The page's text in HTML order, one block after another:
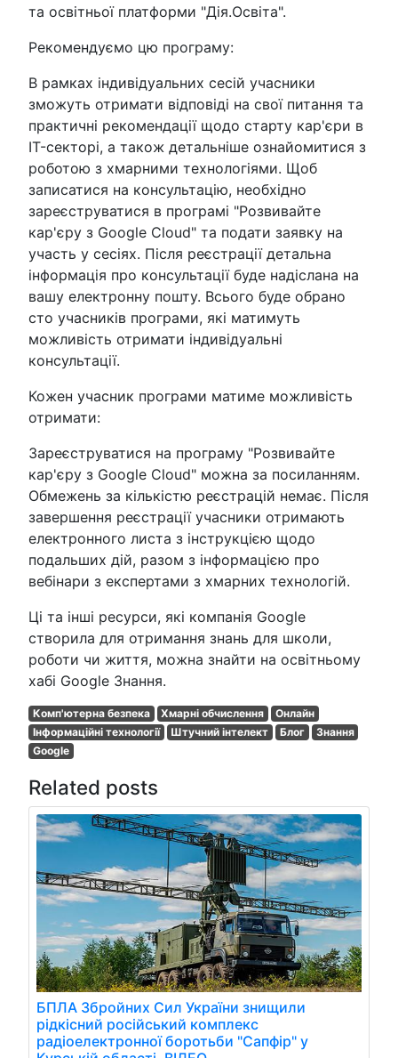
та освітньої платформи "Дія.Освіта".
Рекомендуємо цю програму:
В рамках індивідуальних сесій учасники
зможуть отримати відповіді на свої питання та
практичні рекомендації щодо старту кар'єри в
IT-секторі, а також детальніше ознайомитися з
роботою з хмарними технологіями. Щоб
записатися на консультацію, необхідно
зареєструватися в програмі "Розвивайте
кар'єру з Google Cloud" та подати заявку на
участь у сесіях. Після реєстрації детальна
інформація про консультації буде надіслана на
вашу електронну пошту. Всього буде обрано
сто учасників програми, які матимуть
можливість отримати індивідуальні
консультації.
Кожен учасник програми матиме можливість
отримати:
Зареєструватися на програму "Розвивайте
кар'єру з Google Cloud" можна за посиланням.
Обмежень за кількістю реєстрацій немає. Після
завершення реєстрації учасники отримають
електронного листа з інструкцією щодо
подальших дій, разом з інформацією про
вебінари з експертами з хмарних технологій.
Ці та інші ресурси, які компанія Google
створила для отримання знань для школи,
роботи чи життя, можна знайти на освітньому
хабі Google Знання.
Комп'ютерна безпека Хмарні обчислення
Онлайн
Інформаційні технології
Штучний інтелект Блог
Знання
Google
Related posts
БПЛА Збройних Сил України знищили
рідкісний російський комплекс
радіоелектронної боротьби "Сапфір" у